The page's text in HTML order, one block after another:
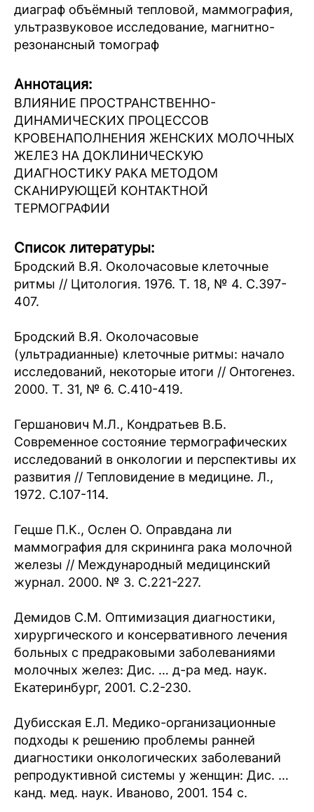
диаграф объёмный тепловой, маммография,
ультразвуковое исследование, магнитно-
резонансный томограф
Аннотация:
ВЛИЯНИЕ ПРОСТРАНСТВЕННО-
ДИНАМИЧЕСКИХ ПРОЦЕССОВ
КРОВЕНАПОЛНЕНИЯ ЖЕНСКИХ МОЛОЧНЫХ
ЖЕЛЕЗ НА ДОКЛИНИЧЕСКУЮ
ДИАГНОСТИКУ РАКА МЕТОДОМ
СКАНИРУЮЩЕЙ КОНТАКТНОЙ
ТЕРМОГРАФИИ
Список литературы:
Бродский В.Я. Околочасовые клеточные
ритмы // Цитология. 1976. Т. 18, № 4. С.397-
407.
Бродский В.Я. Околочасовые
(ультрадианные) клеточные ритмы: начало
исследований, некоторые итоги // Онтогенез.
2000. Т. 31, № 6. С.410-419.
Гершанович М.Л., Кондратьев В.Б.
Современное состояние термографических
исследований в онкологии и перспективы их
развития // Тепловидение в медицине. Л.,
1972. С.107-114.
Гецше П.К., Ослен О. Оправдана ли
маммография для скрининга рака молочной
железы // Международный медицинский
журнал. 2000. № 3. С.221-227.
Демидов С.М. Оптимизация диагностики,
хирургического и консервативного лечения
больных с предраковыми заболеваниями
молочных желез: Дис. … д-ра мед. наук.
Екатеринбург, 2001. С.2-230.
Дубисская Е.Л. Медико-организационные
подходы к решению проблемы ранней
диагностики онкологических заболеваний
репродуктивной системы у женщин: Дис. …
канд. мед. наук. Иваново, 2001. 154 с.